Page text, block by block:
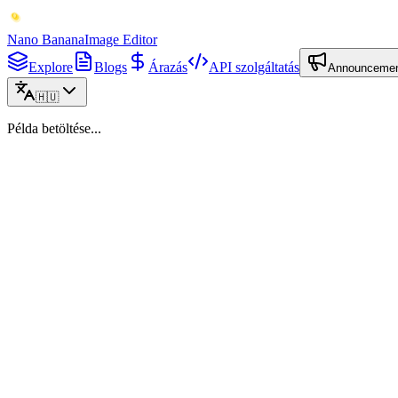
Nano BananaImage Editor
Explore
Blogs Árazás API szolgáltatás
🇭🇺
Példa betöltése...